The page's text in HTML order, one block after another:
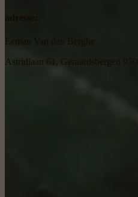
Astridlaan 61, Geraardsbergen 9500